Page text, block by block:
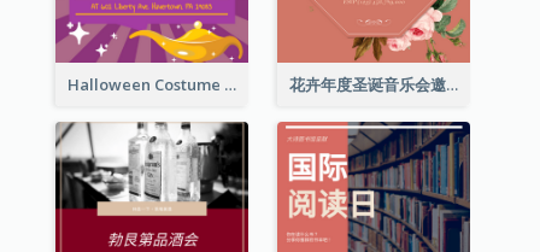
Halloween Costume Party Invitation 花卉年度圣诞音乐会邀请函